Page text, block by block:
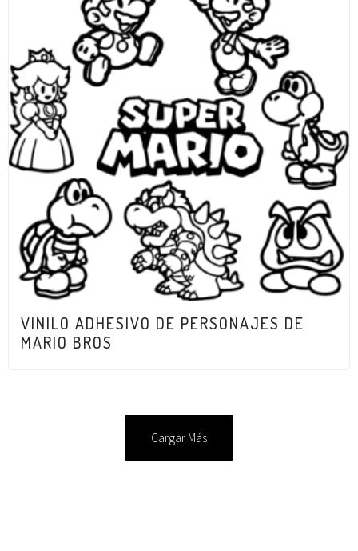
VINILO ADHESIVO DE PERSONAJES DE
MARIO BROS
Cargar Más